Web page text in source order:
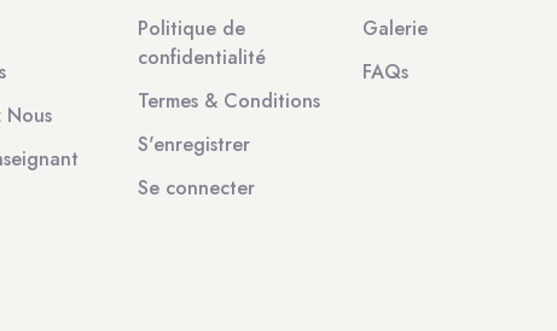
Politique de
confidentialité
Termes & Conditions
S'enregistrer
Se connecter
Galerie
FAQs